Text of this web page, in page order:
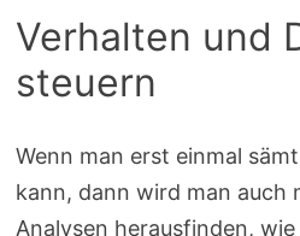
Verhalten und
steuern
Wenn man erst einmal
kann, dann wird man auch
Analysen herausfinden,